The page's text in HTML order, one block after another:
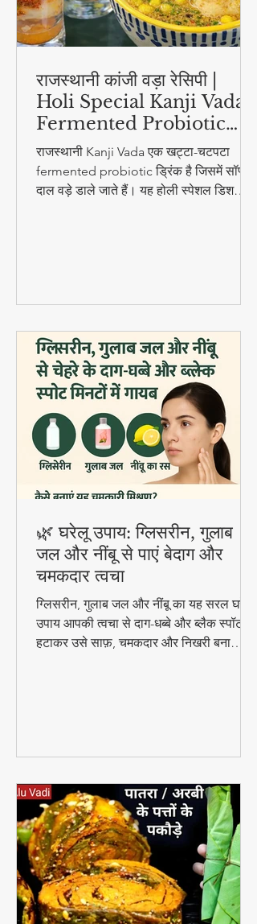
राजस्थानी कांजी वड़ा रेसिपी |
Holi Special Kanji Vada |
Fermented Probiotic
Drink
राजस्थानी Kanji Vada एक खट्टा-चटपटा
🌿 घरेलू उपाय: ग्लिसरीन, गुलाब
जल और नींबू से पाएं बेदाग और
चमकदार त्वचा
ग्लिसरीन, गुलाब जल और नींबू का यह सरल घरेलू